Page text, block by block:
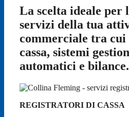
La scelta ideale per
servizi della tua
commerciale tra
cassa, sistemi
automatici e bilance.
REGISTRATORI DI CASSA